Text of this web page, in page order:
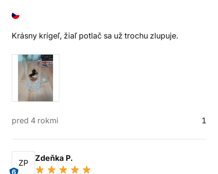
Krásny krígeľ, žiaľ potlač sa už trochu zlupuje.
pred 4 rokmi 1
ZP
6
Zdeňka P.